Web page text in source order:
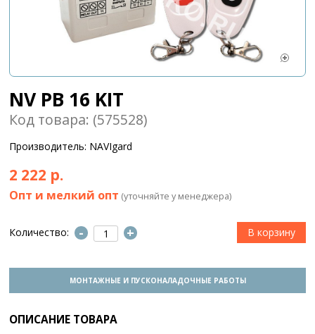
NV PB 16 KIT
Код товара: (575528)
Производитель: NAVIgard
2 222 р.
Опт и мелкий опт (уточняйте у менеджера)
Количество: - +
МОНТАЖНЫЕ И ПУСКОНАЛАДОЧНЫЕ РАБОТЫ
ОПИСАНИЕ ТОВАРА